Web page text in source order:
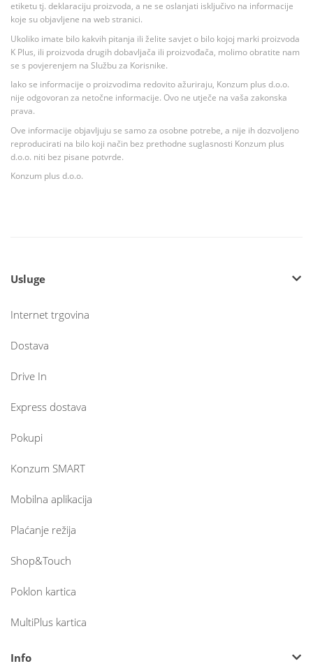
etiketu tj. deklaraciju proizvoda, a ne se oslanjati isključivo na informacije
koje su objavljene na web stranici.
Ukoliko imate bilo kakvih pitanja ili želite savjet o bilo kojoj marki proizvoda
K Plus, ili proizvoda drugih dobavljača ili proizvođača, molimo obratite nam
se s povjerenjem na Službu za Korisnike.
Iako se informacije o proizvodima redovito ažuriraju, Konzum plus d.o.o.
nije odgovoran za netočne informacije. Ovo ne utječe na vaša zakonska
prava.
Ove informacije objavljuju se samo za osobne potrebe, a nije ih dozvoljeno
reproducirati na bilo koji način bez prethodne suglasnosti Konzum plus
d.o.o. niti bez pisane potvrde.
Konzum plus d.o.o.
Usluge
Internet trgovina
Dostava
Drive In
Express dostava
Pokupi
Konzum SMART
Mobilna aplikacija
Plaćanje režija
Shop&Touch
Poklon kartica
MultiPlus kartica
Info